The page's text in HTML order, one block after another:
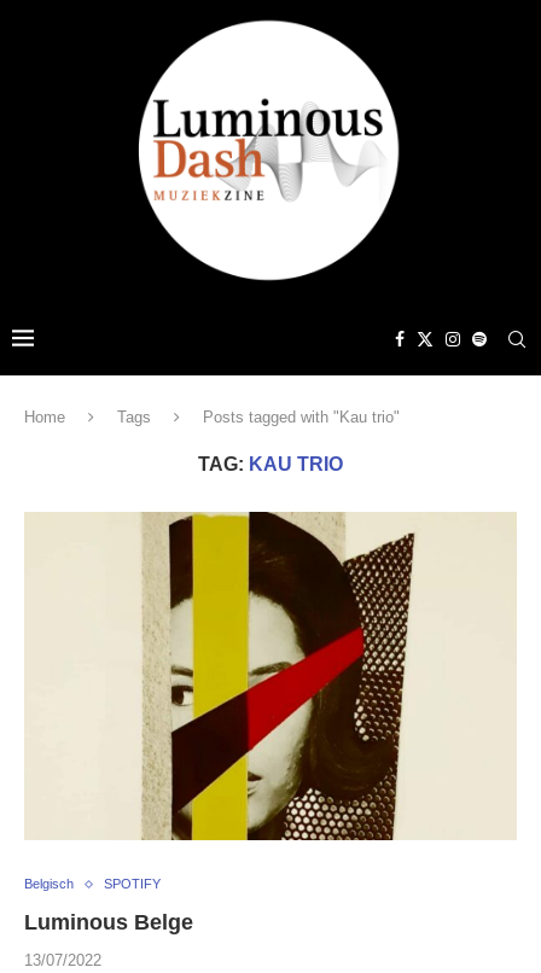
Home Tags Posts tagged with "Kau trio"
TAG: KAU TRIO
Belgisch SPOTIFY
Luminous Belge
13/07/2022